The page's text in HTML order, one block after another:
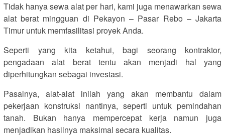
Tidak hanya sewa alat per hari, kami juga menawarkan sewa
alat berat mingguan di Pekayon – Pasar Rebo – Jakarta
Timur untuk memfasilitasi proyek Anda.
Seperti yang kita ketahui, bagi seorang kontraktor,
pengadaan alat berat tentu akan menjadi hal yang
diperhitungkan sebagai investasi.
Pasalnya, alat-alat inilah yang akan membantu dalam
pekerjaan konstruksi nantinya, seperti untuk pemindahan
tanah. Bukan hanya mempercepat kerja namun juga
menjadikan hasilnya maksimal secara kualitas.